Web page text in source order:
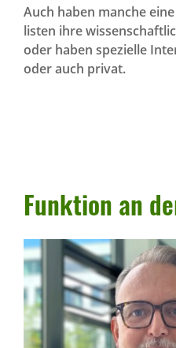
Auch haben manche
listen ihre
oder haben spezielle
oder auch privat.
Funk­tion an